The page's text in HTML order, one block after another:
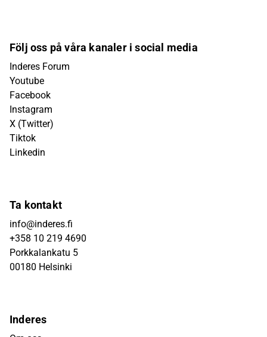
Följ oss på våra kanaler i social media
Inderes Forum
Youtube
Facebook
Instagram
X (Twitter)
Tiktok
Linkedin
Ta kontakt
info@inderes.fi
+358 10 219 4690
Porkkalankatu 5
00180 Helsinki
Inderes